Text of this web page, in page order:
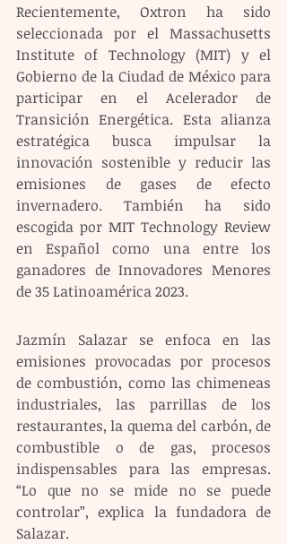
Recientemente, Oxtron ha sido
seleccionada por el Massachusetts
Institute of Technology (MIT) y el
Gobierno de la Ciudad de México para
participar en el Acelerador de
Transición Energética. Esta alianza
estratégica busca impulsar la
innovación sostenible y reducir las
emisiones de gases de efecto
invernadero. También ha sido
escogida por MIT Technology Review
en Español como una entre los
ganadores de Innovadores Menores
de 35 Latinoamérica 2023.
Jazmín Salazar se enfoca en las
emisiones provocadas por procesos
de combustión, como las chimeneas
industriales, las parrillas de los
restaurantes, la quema del carbón, de
combustible o de gas, procesos
indispensables para las empresas.
“Lo que no se mide no se puede
controlar”, explica la fundadora de
Salazar.